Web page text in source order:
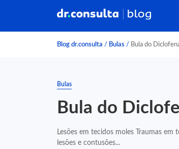
Blog dr.consulta / Bulas / Bula do
Bulas
Bula do
Lesões em tecidos moles Traumas
lesões e contusões...